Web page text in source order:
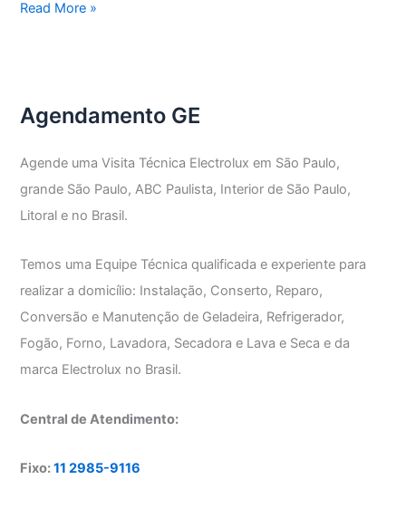
Assistência
Read More »
Agendamento GE
Agende uma Visita Técnica Electrolux em São Paulo,
grande São Paulo, ABC Paulista, Interior de São Paulo,
Litoral e no Brasil.
Temos uma Equipe Técnica qualificada e experiente para
realizar a domicílio: Instalação, Conserto, Reparo,
Conversão e Manutenção de Geladeira, Refrigerador,
Fogão, Forno, Lavadora, Secadora e Lava e Seca e da
marca Electrolux no Brasil.
Central de Atendimento:
Fixo:11 2985-9116